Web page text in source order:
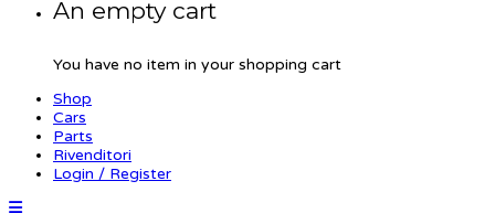
An empty cart
You have no item in your shopping cart
Shop
Cars
Parts
Rivenditori
Login / Register